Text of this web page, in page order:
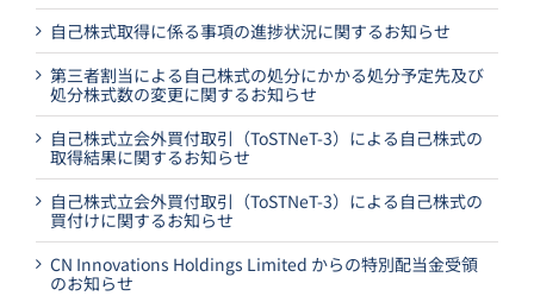
自己株式取得に係る事項の進捗状況に関するお知らせ
第三者割当による自己株式の処分にかかる処分予定先及び
処分株式数の変更に関するお知らせ
自己株式立会外買付取引（ToSTNeT-3）による自己株式の
取得結果に関するお知らせ
自己株式立会外買付取引（ToSTNeT-3）による自己株式の
買付けに関するお知らせ
CN Innovations Holdings Limited からの特別配当金受領
のお知らせ